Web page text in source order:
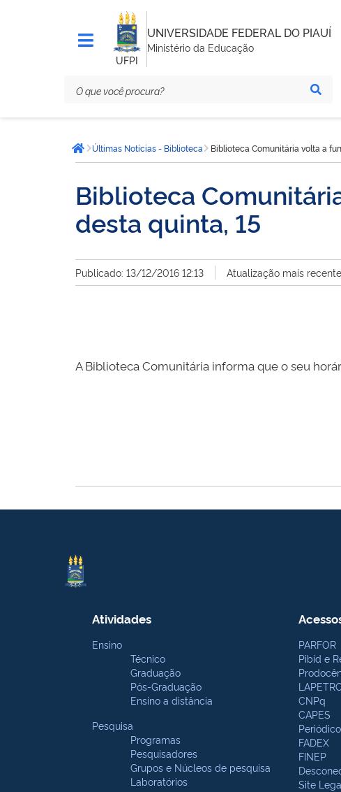
UFPI
UNIVERSIDADE FEDERAL DO PIAUÍ
Ministério da Educação
está
aqui:Página inicial
Últimas Notícias - Biblioteca Biblioteca Comunitária volta a
Biblioteca
desta quinta, 15
Publicado: 13/12/2016 12:13 Atualização mais
A Biblioteca Comunitária informa que o seu
Atividades
Ensino
Técnico
Graduação
Pós-Graduação
Ensino a distância
Pesquisa
Programas
Pesquisadores
Grupos e Núcleos de pesquisa
Laboratórios
PARFOR
Pibid e
CNPq
CAPES
FADEX
FINEP
Site